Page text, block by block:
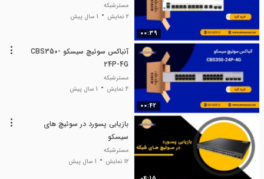
00:39
مسترشبکه
2 نمایش
1 سال پیش
00:42
آنباکس سوئیچ سیسکو CBS350-
24P-4G
مسترشبکه
4 نمایش
1 سال پیش
بازیابی پسورد در سوئیچ های
سیسکو
مسترشبکه
12 نمایش
1 سال پیش